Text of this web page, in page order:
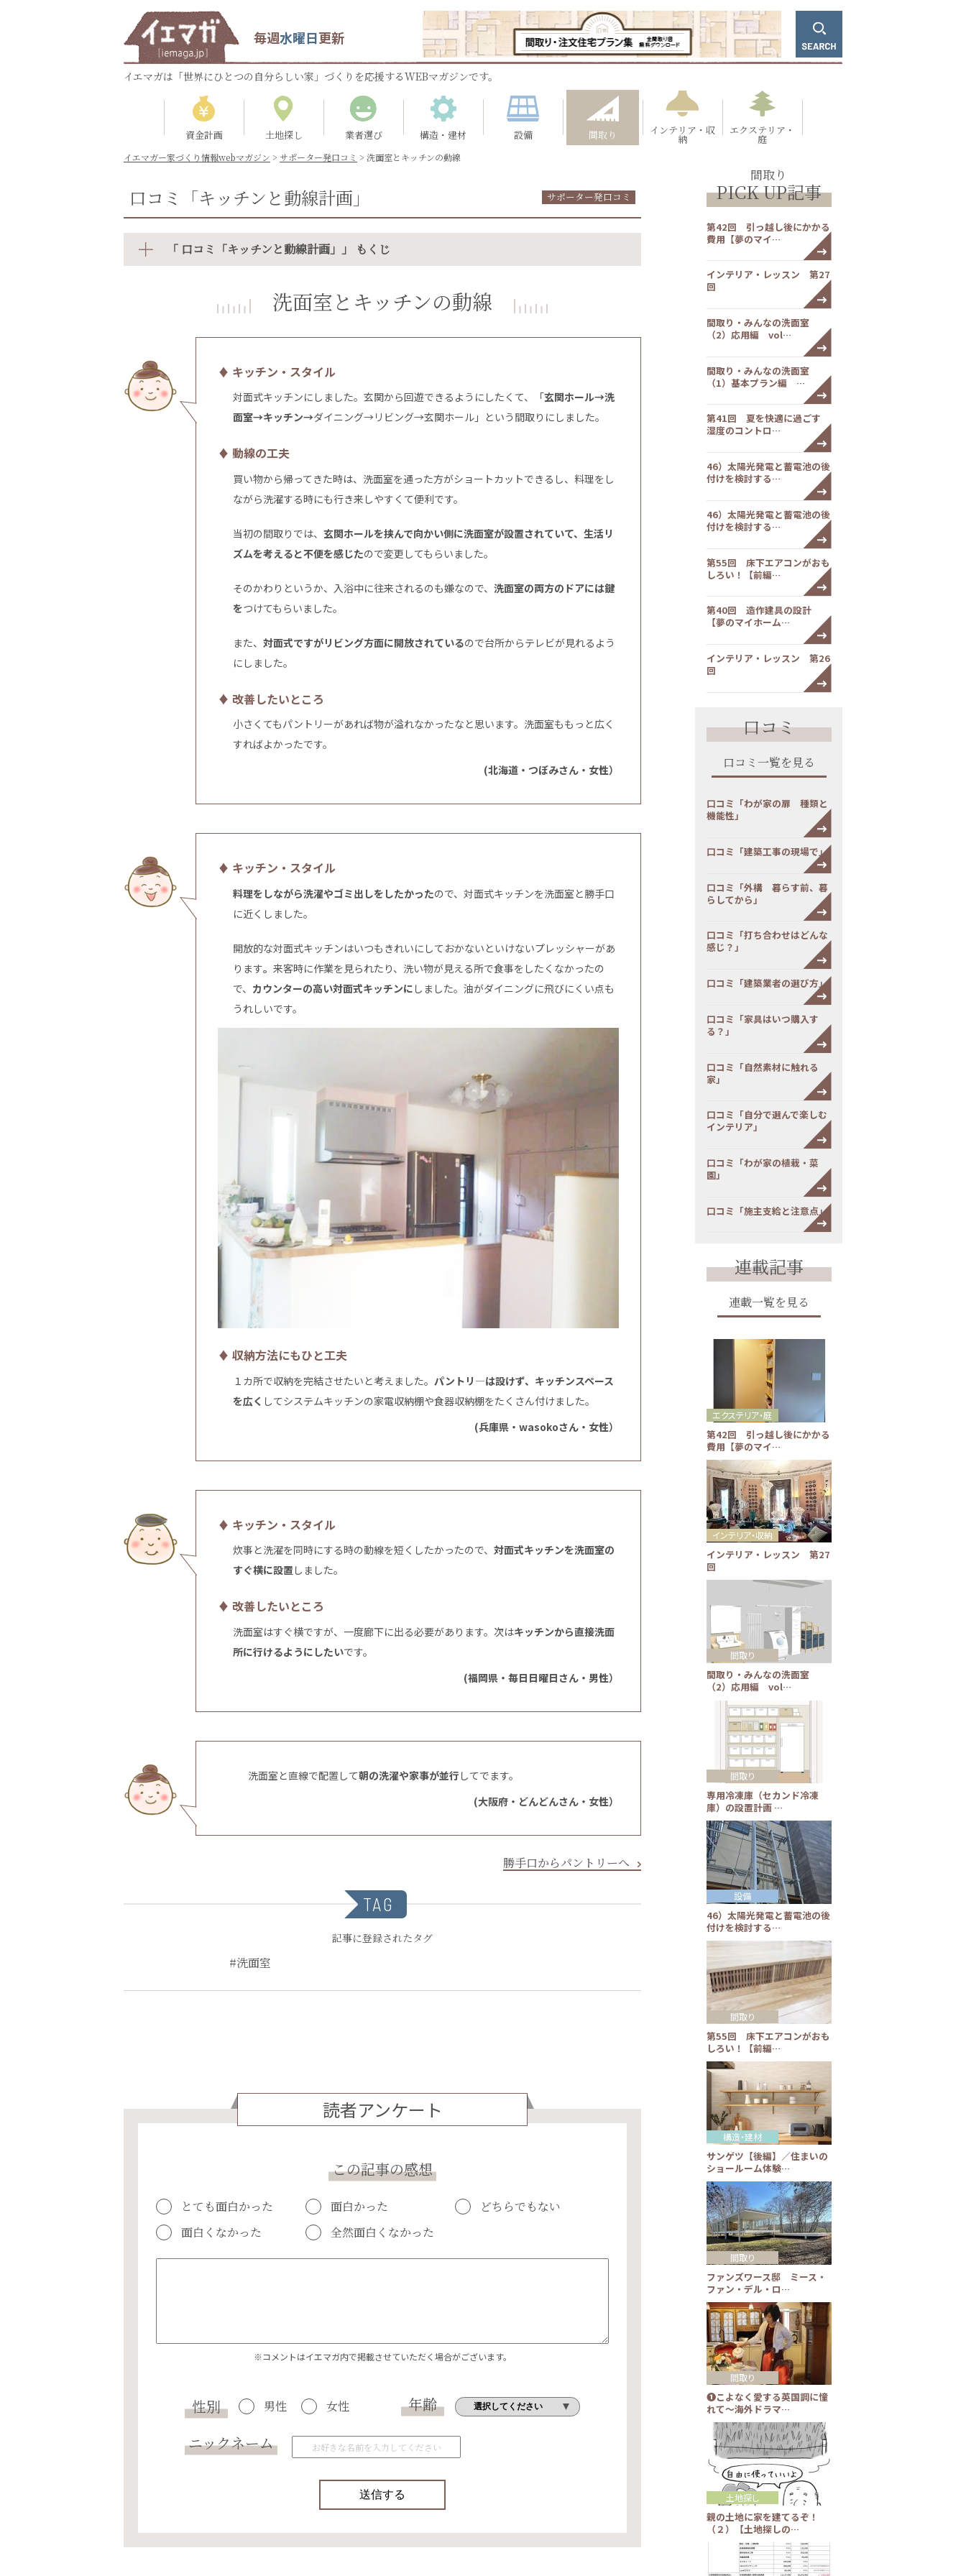
毎週水曜日更新
イエマガは「世界にひとつの自分らしい家」づくりを応援するWEBマガジンです。
資金計画 土地探し 業者選び 構造・建材 設備 間取り インテリア・収
納
エクステリア・
庭
イエマガー家づくり情報webマガジン > サポーター発口コミ > 洗面室とキッチンの動線
口コミ「キッチンと動線計画」 サポーター発口コミ
「 口コミ「キッチンと動線計画」」 もくじ
洗面室とキッチンの動線
♦ キッチン・スタイル
対面式キッチンにしました。玄関から回遊できるようにしたくて、「玄関ホール→洗
面室→キッチン→ダイニング→リビング→玄関ホール」という間取りにしました。
♦ 動線の工夫
買い物から帰ってきた時は、洗面室を通った方がショートカットできるし、料理をし
ながら洗濯する時にも行き来しやすくて便利です。
当初の間取りでは、 玄関ホールを挟んで向かい側に洗面室が設置されていて、生活リ
ズムを考えると不便を感じたので変更してもらいました。
そのかわりというか、入浴中に往来されるのも嫌なので、 洗面室の両方のドアには鍵
をつけてもらいました。
また、 対面式ですがリビング方面に開放されているので台所からテレビが見れるよう
にしました。
♦ 改善したいところ
小さくてもパントリーがあれば物が溢れなかったなと思います。洗面室ももっと広く
すればよかったです。
(北海道・つぼみさん・女性）
♦ キッチン・スタイル
料理をしながら洗濯やゴミ出しをしたかったので、対面式キッチンを洗面室と勝手口
に近くしました。
開放的な対面式キッチンはいつもきれいにしておかないといけないプレッシャーがあ
ります。 来客時に作業を見られたり、洗い物が見える所で食事をしたくなかったの
で、 カウンターの高い対面式キッチンに しました。油がダイニングに飛びにくい点も
うれしいです。
♦ 収納方法にもひと工夫
１カ所で収納を完結させたいと考えました。 パントリ―は設けず、キッチンスペース
を広く してシステムキッチンの家電収納棚や食器収納棚をたくさん付けました。
(兵庫県・wasokoさん・女性）
♦ キッチン・スタイル
炊事と洗濯を同時にする時の動線を短くしたかったので、 対面式キッチンを洗面室の
すぐ横に設置 しました。
♦ 改善したいところ
洗面室はすぐ横ですが、一度廊下に出る必要があります。次はキッチンから直接洗面
所に行けるようにしたいです。
(福岡県・毎日日曜日さん・男性）
洗面室と直線で配置して朝の洗濯や家事が並行 してでます。
(大阪府・どんどんさん・女性）
勝手口からパントリーへ
TAG
記事に登録されたタグ
#洗面室
読者アンケート
この記事の感想
とても面白かった 面白かった
どちらでもない
面白くなかった
全然面白くなかった
※コメントはイエマガ内で掲載させていただく場合がございます。
性別 男性 女性
年齢
ニックネーム
間取り
PICK UP記事
第42回 引っ越し後にかかる
費用【夢のマイ…
インテリア・レッスン 第27
回
間取り・みんなの洗面室
（2）応用編 vol…
間取り・みんなの洗面室
（1）基本プラン編 …
第41回 夏を快適に過ごす
湿度のコントロ…
46）太陽光発電と蓄電池の後
付けを検討する…
46）太陽光発電と蓄電池の後
付けを検討する…
第55回 床下エアコンがおも
しろい！【前編…
第40回 造作建具の設計
【夢のマイホーム…
インテリア・レッスン 第26
回
口コミ
口コミ一覧を見る
口コミ「わが家の扉 種類と
機能性」
口コミ「建築工事の現場で」
口コミ「外構 暮らす前、暮
らしてから」
口コミ「打ち合わせはどんな
感じ？」
口コミ「建築業者の選び方」
口コミ「家具はいつ購入す
る？」
口コミ「自然素材に触れる
家」
口コミ「自分で選んで楽しむ
インテリア」
口コミ「わが家の植栽・菜
園」
口コミ「施主支給と注意点」
連載記事
連載一覧を見る
第42回 引っ越し後にかかる
費用【夢のマイ…
エクステリア・庭
インテリア・レッスン 第27
回
インテリア・収納
間取り・みんなの洗面室
（2）応用編 vol…
間取り
専用冷凍庫（セカンド冷凍
庫）の設置計画 …
間取り
46）太陽光発電と蓄電池の後
付けを検討する…
設備
第55回 床下エアコンがおも
しろい！【前編…
間取り
サンゲツ【後編】／住まいの
ショールーム体験…
構造・建材
ファンズワース邸 ミース・
ファン・デル・ロ…
間取り
❶こよなく愛する英国調に憧
れて～海外ドラマ…
間取り
親の土地に家を建てるぞ！
（２）【土地探しの…
土地探し